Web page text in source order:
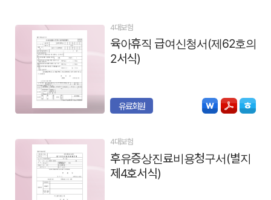
4대보험
육아휴직 급여신청서(제62호의
2서식)
유료회원
4대보험
후유증상진료비용청구서(별지
제4호서식)